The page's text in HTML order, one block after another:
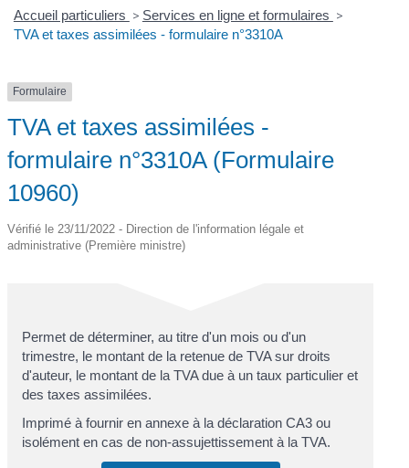
Accueil particuliers > Services en ligne et formulaires >
TVA et taxes assimilées - formulaire n°3310A
Formulaire
TVA et taxes assimilées -
formulaire n°3310A (Formulaire
10960)
Vérifié le 23/11/2022 - Direction de l'information légale et
administrative (Première ministre)
Permet de déterminer, au titre d'un mois ou d'un
trimestre, le montant de la retenue de TVA sur droits
d'auteur, le montant de la TVA due à un taux particulier et
des taxes assimilées.
Imprimé à fournir en annexe à la déclaration CA3 ou
isolément en cas de non-assujettissement à la TVA.